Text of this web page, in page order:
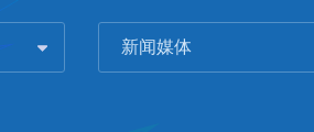
新闻媒体